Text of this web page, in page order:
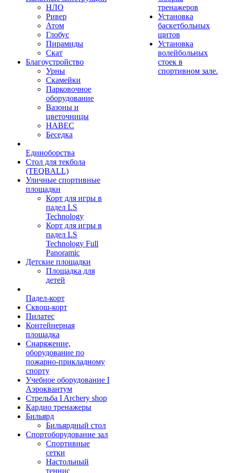
НЛО
Ривер
Атом
Глобус
Пирамиды
Скат
Благоустройство
Урны
Скамейки
Парковочное
оборудование
Вазоны и
цветочницы
НАВЕС
Беседка
Единоборства
Стол для текбола
(TEQBALL)
Уличные спортивные
площадки
Корт для игры в
падел LS
Technology
Корт для игры в
падел LS
Technology Full
Panoramic
Детские площадки
Площадка для
детей
Падел-корт
Сквош-корт
Пилатес
Контейнерная
площадка
Снаряжение,
оборудование по
пожарно-прикладному
спорту
Учебное оборудование I
Аэроквантум
Стрельба I Archery shop
Кардио тренажеры
Бильярд
Бильярдный стол
Спортоборудование зал
Спортивные
сетки
Настольный
теннис
тренажеров
Установка
баскетбольных
щитов
Установка
волейбольных
стоек в
спортивном зале.